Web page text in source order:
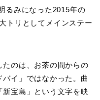
るみになった2015年の
トリとしてメインステー
たのは、お茶の間からの
バイ」ではなかった。曲
宝島」という文字を映